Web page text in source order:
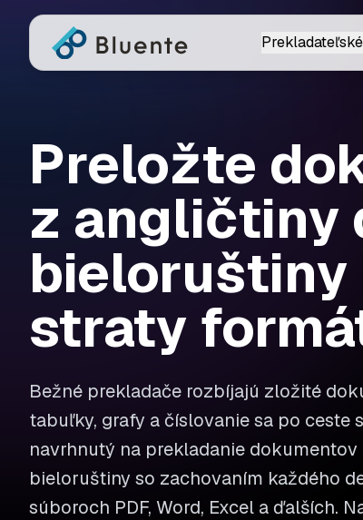
Preložte
z angličtiny
bieloruštiny
straty
Bežné prekladače rozbíjajú zložité
tabuľky, grafy a číslovanie sa po ceste
navrhnutý na prekladanie
bieloruštiny so zachovaním každého
súboroch PDF, Word, Excel a ďalších.